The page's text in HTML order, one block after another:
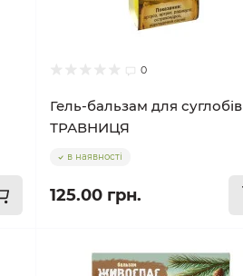
0
Гель-бальзам для суглобів
ТРАВНИЦЯ
в наявності
125.00 грн.